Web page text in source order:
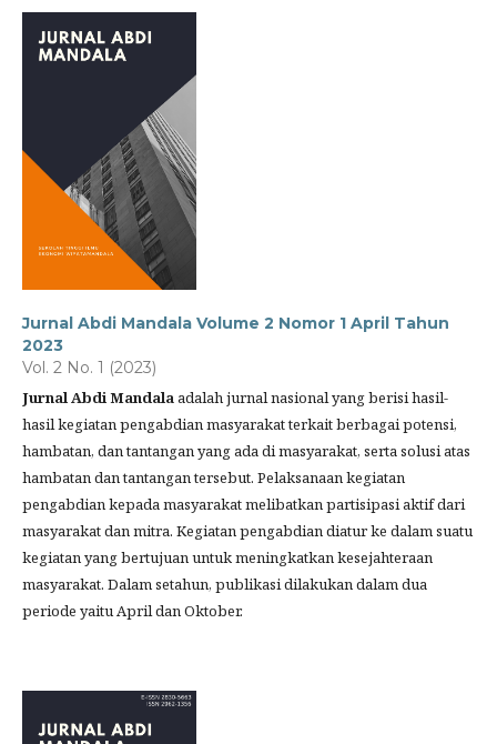
Jurnal Abdi Mandala Volume 2 Nomor 1 April Tahun
2023
Vol. 2 No. 1 (2023)
Jurnal Abdi Mandalaadalah jurnal nasional yang berisi hasil-
hasil kegiatan pengabdian masyarakat terkait berbagai potensi,
hambatan, dan tantangan yang ada di masyarakat, serta solusi atas
hambatan dan tantangan tersebut. Pelaksanaan kegiatan
pengabdian kepada masyarakat melibatkan partisipasi aktif dari
masyarakat dan mitra. Kegiatan pengabdian diatur ke dalam suatu
kegiatan yang bertujuan untuk meningkatkan kesejahteraan
masyarakat. Dalam setahun, publikasi dilakukan dalam dua
periode yaitu April dan Oktober.